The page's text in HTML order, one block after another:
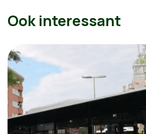
Ook interessant